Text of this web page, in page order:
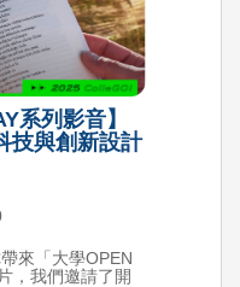
系列影音】
技與創新設計
來「大學OPEN
，我們邀請了開